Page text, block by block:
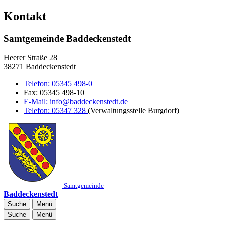
Kontakt
Samtgemeinde Baddeckenstedt
Heerer Straße 28
38271 Baddeckenstedt
Telefon: 05345 498-0
Fax: 05345 498-10
E-Mail: info@baddeckenstedt.de
Telefon: 05347 328 (Verwaltungsstelle Burgdorf)
Samtgemeinde
Baddeckenstedt
Suche
Menü
Suche
Menü